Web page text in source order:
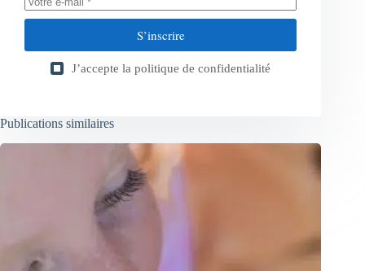
S’inscrire
J’accepte la politique de confidentialité
Publications similaires